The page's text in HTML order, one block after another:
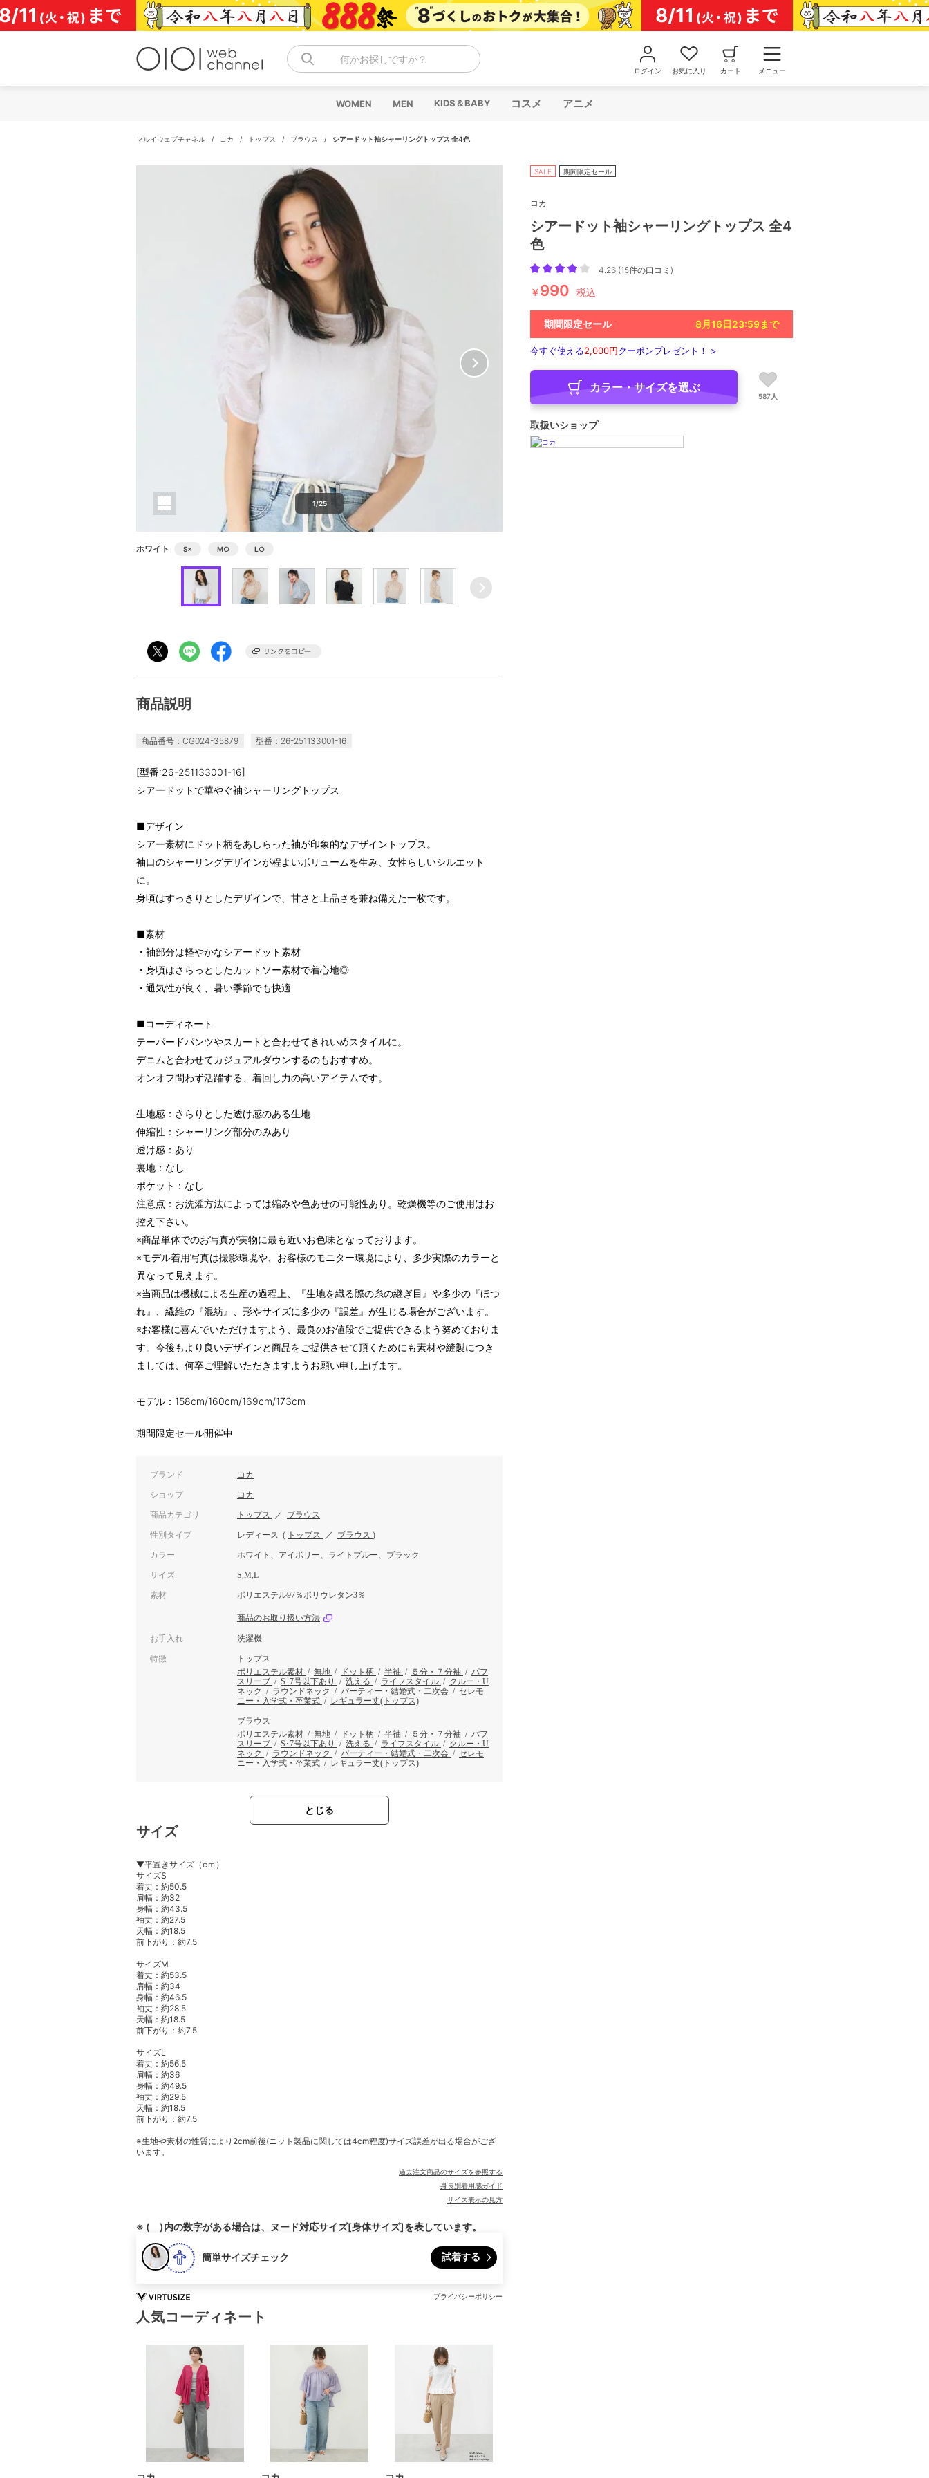
コ
ン
テ
何かお探しですか？
ログイン お気に入り カート メニュー
WOMEN MEN KIDS＆BABY コスメ アニメ
マルイウェブチャネル / コカ / トップス / ブラウス / シアードット袖シャーリングトップス 全4色
1/25
ホワイト S× M○ L ○
商品説明
商品番号：CG024-35879 型番：26-251133001-16
[型番:26-251133001-16]
シアードットで華やぐ袖シャーリングトップス
■デザイン
シアー素材にドット柄をあしらった袖が印象的なデザイントップス。
袖口のシャーリングデザインが程よいボリュームを生み、女性らしいシルエット
に。
身頃はすっきりとしたデザインで、甘さと上品さを兼ね備えた一枚です。
■素材
・袖部分は軽やかなシアードット素材
・身頃はさらっとしたカットソー素材で着心地◎
・通気性が良く、暑い季節でも快適
■コーディネート
テーパードパンツやスカートと合わせてきれいめスタイルに。
デニムと合わせてカジュアルダウンするのもおすすめ。
オンオフ問わず活躍する、着回し力の高いアイテムです。
生地感：さらりとした透け感のある生地
伸縮性：シャーリング部分のみあり
透け感：あり
裏地：なし
ポケット：なし
注意点：お洗濯方法によっては縮みや色あせの可能性あり。乾燥機等のご使用はお
控え下さい。
※商品単体でのお写真が実物に最も近いお色味となっております。
※モデル着用写真は撮影環境や、お客様のモニター環境により、多少実際のカラーと
異なって見えます。
※当商品は機械による生産の過程上、『生地を織る際の糸の継ぎ目』や多少の『ほつ
れ』、繊維の『混紡』、形やサイズに多少の『誤差』が生じる場合がございます。
※お客様に喜んでいただけますよう、最良のお値段でご提供できるよう努めておりま
す。今後もより良いデザインと商品をご提供させて頂くためにも素材や縫製につき
ましては、何卒ご理解いただきますようお願い申し上げます。
モデル：158cm/160cm/169cm/173cm
期間限定セール開催中
ブランド コカ
ショップ コカ
商品カテゴリ トップス ／ ブラウス
性別タイプ レディース ( トップス ／ ブラウス )
カラー ホワイト、アイボリー、ライトブルー、ブラック
サイズ S,M,L
素材 ポリエステル97％ポリウレタン3％
商品のお取り扱い方法
お手入れ 洗濯機
特徴
トップス
ポリエステル素材 / 無地 / ドット柄 / 半袖 / ５分・７分袖 / パフ
スリーブ / S･7号以下あり / 洗える / ライフスタイル / クルー・U
ネック / ラウンドネック / パーティー・結婚式・二次会 / セレモ
ニー・入学式・卒業式 / レギュラー丈(トップス)
ブラウス
ポリエステル素材 / 無地 / ドット柄 / 半袖 / ５分・７分袖 / パフ
スリーブ / S･7号以下あり / 洗える / ライフスタイル / クルー・U
ネック / ラウンドネック / パーティー・結婚式・二次会 / セレモ
ニー・入学式・卒業式 / レギュラー丈(トップス)
とじる
サイズ
▼平置きサイズ（cｍ）
サイズS
着丈：約50.5
肩幅：約32
身幅：約43.5
袖丈：約27.5
天幅：約18.5
前下がり：約7.5
サイズM
着丈：約53.5
肩幅：約34
身幅：約46.5
袖丈：約28.5
天幅：約18.5
前下がり：約7.5
サイズL
着丈：約56.5
肩幅：約36
身幅：約49.5
袖丈：約29.5
天幅：約18.5
前下がり：約7.5
※生地や素材の性質により2cm前後(ニット製品に関しては4cm程度)サイズ誤差が出る場合がござ
います。
過去注文商品のサイズを参照する
身長別着用感ガイド
サイズ表示の見方
※ ( )内の数字がある場合は、ヌード対応サイズ[身体サイズ]を表しています。
簡単サイズチェック 試着する
プライバシーポリシー
人気コーディネート
SALE 期間限定セール
コカ
シアードット袖シャーリングトップス 全4
色
4.26 (15件の口コミ )
￥990 税込
期間限定セール 8月16日23:59まで
今すぐ使える2,000円クーポンプレゼント！ >
カラー・サイズを選ぶ
587人
取扱いショップ